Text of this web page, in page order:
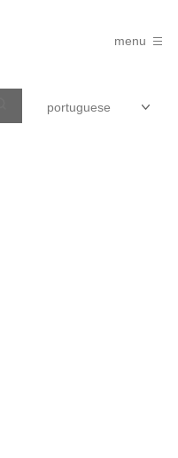
menu